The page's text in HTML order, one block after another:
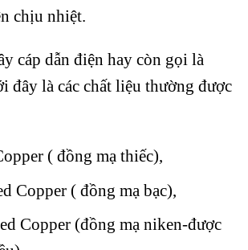
chịu nhiệt.
cáp dẫn điện hay còn gọi là
đây là các chất liệu thường được
( đồng mạ thiếc),
Copper ( đồng mạ bạc),
Copper (đồng mạ niken-được